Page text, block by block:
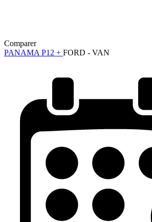
Comparer
PANAMA P12 + FORD - VAN